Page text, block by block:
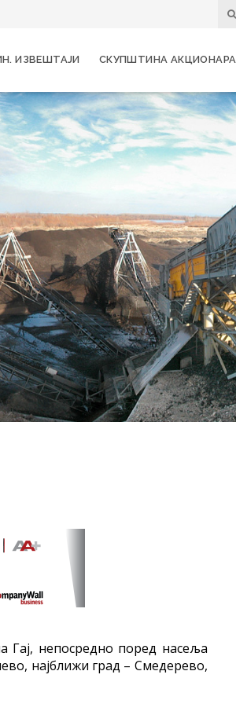
ИЗВЕШТАЈИ СКУПШТИНА АКЦИОНАРА
Гај, непосредно поред насеља
најближи град – Смедерево,